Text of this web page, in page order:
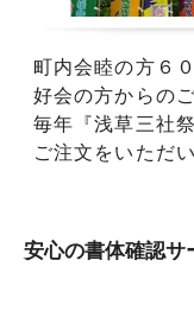
町内会睦の方６
好会の方からの
毎年『浅草三社
ご注文をいただ
安心の書体確認サ